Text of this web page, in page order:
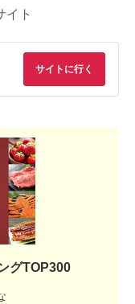
イト
サイトに行く
グTOP300